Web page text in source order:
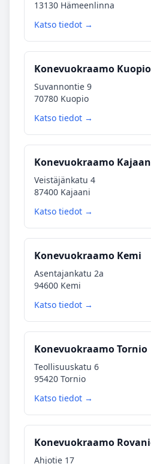
13130 Hämeenlinna
Katso tiedot →
Konevuokraamo Kuopio
Suvannontie 9
70780 Kuopio
Katso tiedot →
Konevuokraamo
Veistäjänkatu 4
87400 Kajaani
Katso tiedot →
Konevuokraamo Kemi
Asentajankatu 2a
94600 Kemi
Katso tiedot →
Konevuokraamo Tornio
Teollisuuskatu 6
95420 Tornio
Katso tiedot →
Konevuokraamo
Ahjotie 17